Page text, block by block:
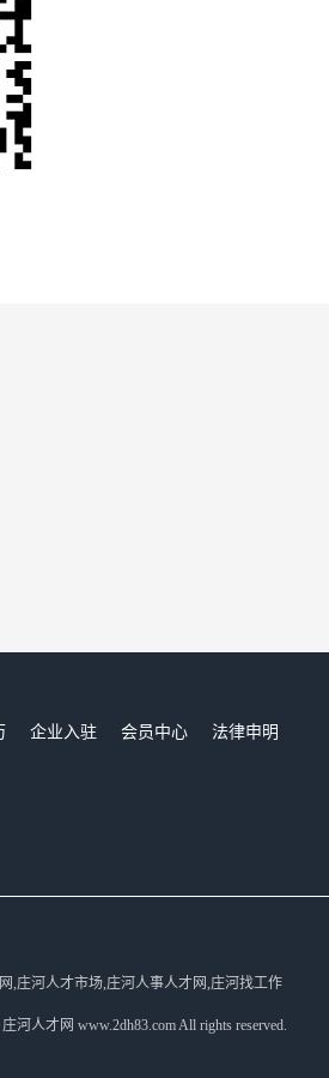
企业入驻 会员中心
法律申明
,庄河人才市场,庄河人事人才网,庄河找工作
河人才网 www.2dh83.com All rights reserved.